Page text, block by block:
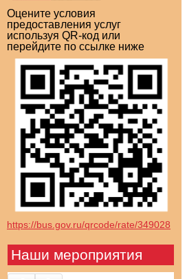
Оцените условия
предоставления услуг
используя QR-код или
перейдите по ссылке ниже
https://bus.gov.ru/qrcode/rate/349028
Наши мероприятия